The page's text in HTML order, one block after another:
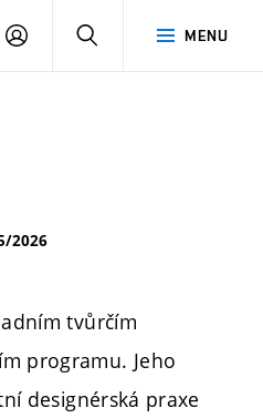
MENU
PŘIHLÁSIT
2026
tvůrčím
programu. Jeho
designérská praxe